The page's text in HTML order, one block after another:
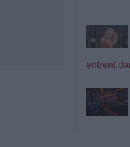
entrent